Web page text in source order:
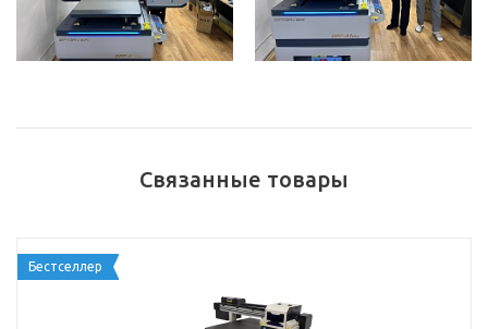
Связанные товары
Бестселлер